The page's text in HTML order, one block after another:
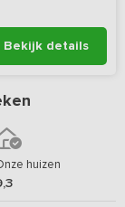
Bekijk details
huizen